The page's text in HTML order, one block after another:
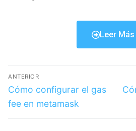
Leer Más
ANTERIOR
Cómo configurar el gas
fee en metamask